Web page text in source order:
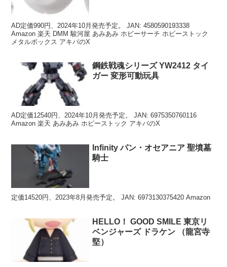
AD定価990円、2024年10月発売予定。 JAN: 4580590193338
Amazon 楽天 DMM 駿河屋 あみあみ ホビーサーチ ホビーストック
メタルボックス アキバのX
鋼鉄戦魂シリーズ YW2412 タイ
ガー 変形可動玩具
AD定価12540円、2024年10月発売予定。 JAN: 6975350760116
Amazon 楽天 あみあみ ホビーストック アキバのX
Infinity パン・オセアニア 聖墳墓
騎士
定価14520円、2023年8月発売予定。 JAN: 6973130375420 Amazon
HELLO！ GOOD SMILE 東京リ
ベンジャーズ ドラケン （龍宮寺
堅）